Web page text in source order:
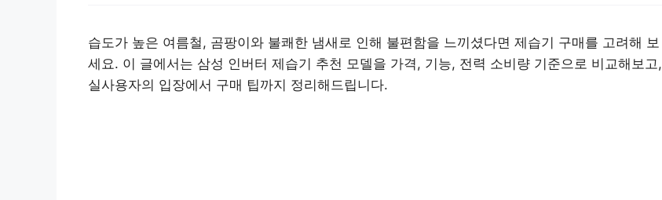
습도가 높은 여름철, 곰팡이와 불쾌한 냄새로 인해 불편함을 느끼셨다면 제습기 구매를 고려해 보
세요. 이 글에서는 삼성 인버터 제습기 추천 모델을 가격, 기능, 전력 소비량 기준으로 비교해보고,
실사용자의 입장에서 구매 팁까지 정리해드립니다.